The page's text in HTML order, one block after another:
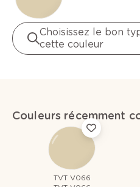
Choisissez le bon
cette couleur
Couleurs récemment
TVT V066